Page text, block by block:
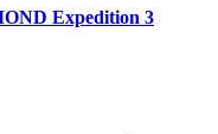
Expedition 3